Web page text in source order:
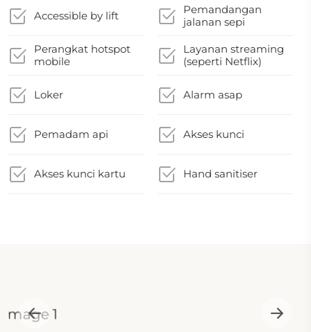
Accessible by lift
Pemandangan
jalanan sepi
Perangkat hotspot
mobile
Layanan streaming
(seperti Netflix)
Loker Alarm asap
Pemadam api Akses kunci
Akses kunci kartu Hand sanitiser